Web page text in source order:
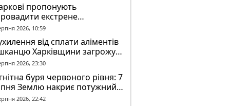
пропонують
екстрене
в трамваях і
2026, 10:59
від сплати аліментів
Харківщини загрожує
років обмеження волі
2026, 23:30
буря червоного рівня: 7
Землю накриє потужний
шторм
2026, 22:42